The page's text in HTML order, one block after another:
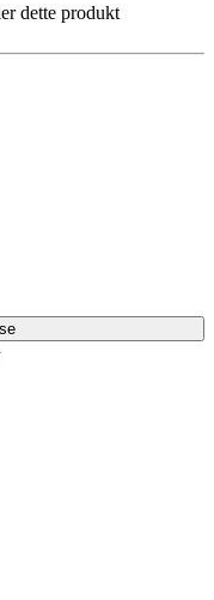
dette produkt